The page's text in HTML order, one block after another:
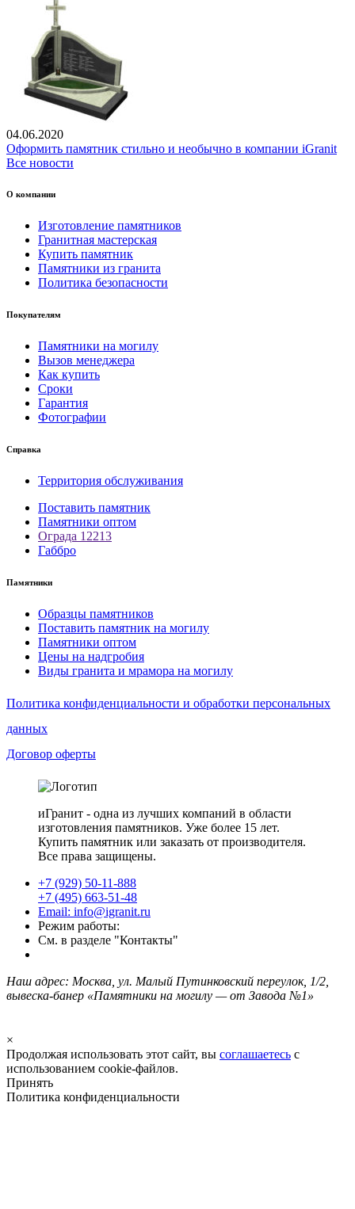
04.06.2020
Оформить памятник стильно и необычно в компании iGranit
Все новости
О компании
Изготовление памятников
Гранитная мастерская
Купить памятник
Памятники из гранита
Политика безопасности
Покупателям
Памятники на могилу
Вызов менеджера
Как купить
Сроки
Гарантия
Фотографии
Справка
Территория обслуживания
Поставить памятник
Памятники оптом
Ограда 12213
Габбро
Памятники
Образцы памятников
Поставить памятник на могилу
Памятники оптом
Цены на надгробия
Виды гранита и мрамора на могилу
Политика конфиденциальности и обработки персональных
данных
Договор оферты
иГранит - одна из лучших компаний в области
изготовления памятников. Уже более 15 лет.
Купить памятник или заказать от производителя.
Все права защищены.
+7 (929) 50-11-888
+7 (495) 663-51-48
Email: info@igranit.ru
Режим работы:
См. в разделе "Контакты"
Наш адрес: Москва, ул. Малый Путинковский переулок, 1/2,
вывеска-банер «Памятники на могилу — от Завода №1»
×
Продолжая использовать этот сайт, вы соглашаетесь с
использованием cookie-файлов.
Принять
Политика конфиденциальности